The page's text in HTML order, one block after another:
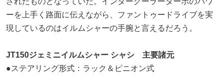
ーを上手く路面に伝えながら、ファントゥードライブを実
現しているのはイルムシャーの手腕と言えるだろう。
JT150ジェミニイルムシャー シャシ 主要諸元
●ステアリング形式：ラック＆ピニオン式